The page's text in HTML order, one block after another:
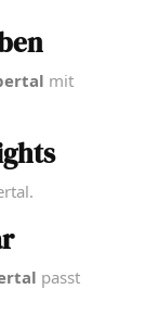
mit
passt